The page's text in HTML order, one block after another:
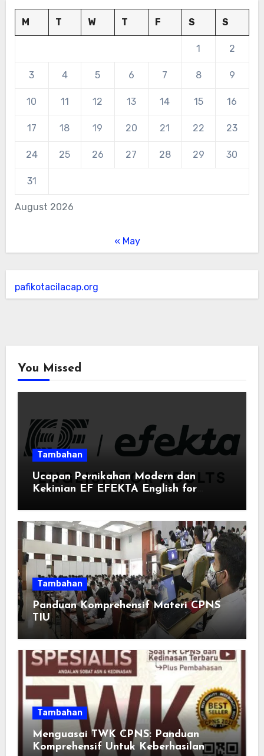
August 2026
M T W T F S S
1 2
3 4 5 6 7 8 9
10 11 12 13 14 15 16
17 18 19 20 21 22 23
24 25 26 27 28 29 30
31
« May
pafikotacilacap.org
You Missed
Tambahan
Ucapan Pernikahan Modern dan
Kekinian EF EFEKTA English for
Momen Spesial Semakin Berarti
Tambahan
Panduan Komprehensif Materi CPNS
TIU
Tambahan
Menguasai TWK CPNS: Panduan
Komprehensif Untuk Keberhasilan